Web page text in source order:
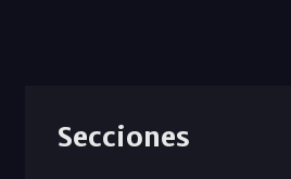
Secciones